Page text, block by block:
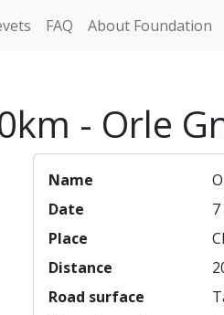
FAQ About Foundation
- Orle
Name
Date
Place
Distance
Road surface